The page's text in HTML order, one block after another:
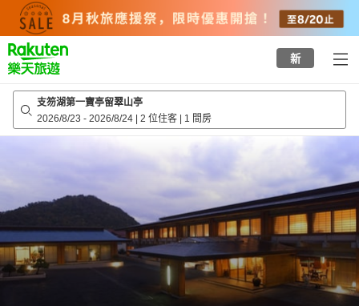
top
page
新
支笏湖第一寶亭留翠山亭
2026/8/23 - 2026/8/24 | 2 位住客 | 1 間房